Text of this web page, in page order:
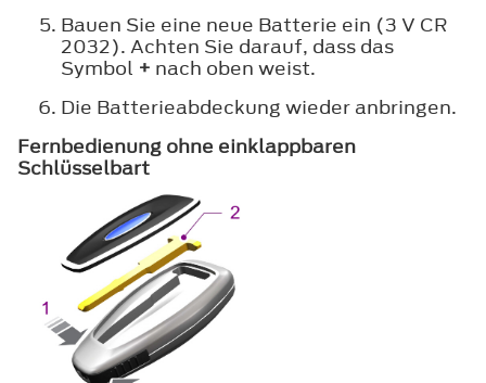
Bauen Sie eine neue Batterie ein (3 V CR
2032). Achten Sie darauf, dass das
Symbol + nach oben weist.
Die Batterieabdeckung wieder anbringen.
Fernbedienung ohne einklappbaren
Schlüsselbart